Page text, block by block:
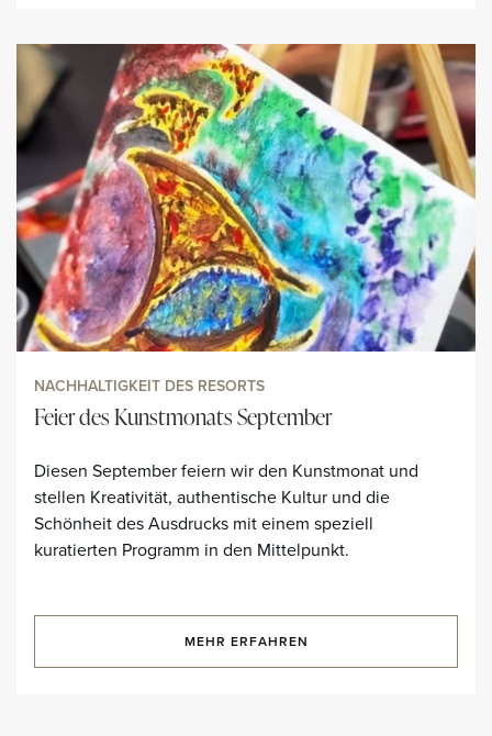
NACHHALTIGKEIT DES RESORTS
Feier des Kunstmonats September
Diesen September feiern wir den Kunstmonat und
stellen Kreativität, authentische Kultur und die
Schönheit des Ausdrucks mit einem speziell
kuratierten Programm in den Mittelpunkt.
MEHR ERFAHREN